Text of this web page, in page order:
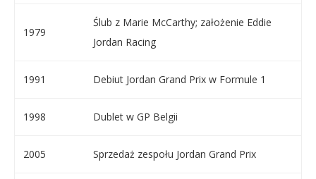
1979
Ślub z Marie McCarthy; założenie Eddie
Jordan Racing
1991 Debiut Jordan Grand Prix w Formule 1
1998 Dublet w GP Belgii
2005 Sprzedaż zespołu Jordan Grand Prix